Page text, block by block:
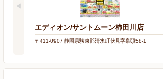
エディオン/サントムーン柿田川店
〒411-0907 静岡県駿東郡清水町伏見字泉頭58-1